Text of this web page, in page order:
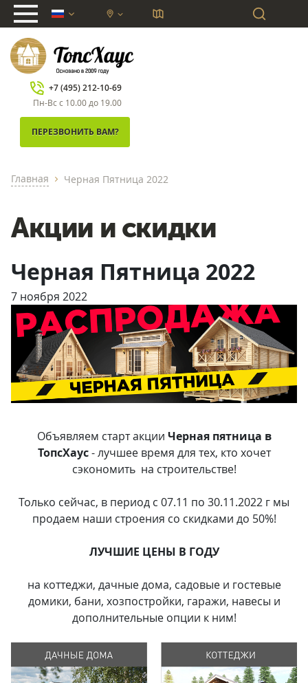
chevron_down
+7 (495) 212-10-69
Пн-Вс с 10.00 до 19.00
ПЕРЕЗВОНИТЬ ВАМ?
Главная chevron_right Черная Пятница 2022
Акции и скидки
Черная Пятница 2022
7 ноября 2022
Объявляем старт акции Черная пятница в
ТопсХаус- лучшее время для тех, кто хочет
сэкономить на строительстве!
Только сейчас, в период с 07.11 по 30.11.2022 г мы
продаем наши строения со скидками до 50%!
ЛУЧШИЕ ЦЕНЫ В ГОДУ
на коттеджи, дачные дома, садовые и гостевые
домики, бани, хозпостройки, гаражи, навесы и
дополнительные опции к ним!